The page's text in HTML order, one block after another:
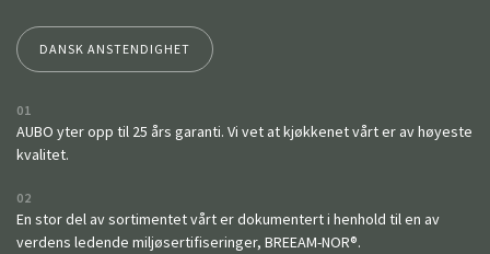
DANSK ANSTENDIGHET
01
AUBO yter opp til 25 års garanti. Vi vet at kjøkkenet vårt er av høyeste
kvalitet.
02
En stor del av sortimentet vårt er dokumentert i henhold til en av
verdens ledende miljøsertifiseringer, BREEAM-NOR®.